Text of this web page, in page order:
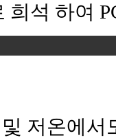
희석 하여
저온에서